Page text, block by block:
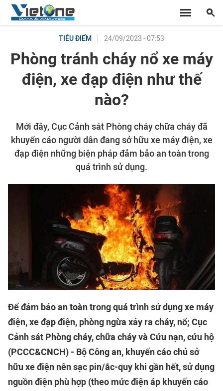
TIÊU ĐIỂM 24/09/2023 - 07:53
Phòng tránh cháy nổ xe máy
điện, xe đạp điện như thế
nào?
Mới đây, Cục Cảnh sát Phòng cháy chữa cháy đã
khuyến cáo người dân đang sở hữu xe máy điện, xe
đạp điện những biện pháp đảm bảo an toàn trong
quá trình sử dụng.
Để đảm bảo an toàn trong quá trình sử dụng xe máy
điện, xe đạp điện, phòng ngừa xảy ra cháy, nổ; Cục
Cảnh sát Phòng cháy, chữa cháy và Cứu nạn, cứu hộ
(PCCC&CNCH) - Bộ Công an, khuyến cáo chủ sở
hữu xe điện nên sạc pin/ắc-quy khi gần hết, sử dụng
nguồn điện phù hợp (theo mức điện áp khuyến cáo